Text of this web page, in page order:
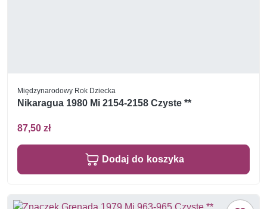
Międzynarodowy Rok Dziecka
Nikaragua 1980 Mi 2154-2158 Czyste **
87,50 zł
Dodaj do koszyka